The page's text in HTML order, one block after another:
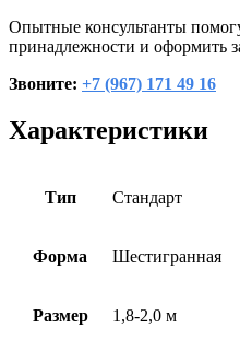
Опытные консультанты
принадлежности и оформить
Звоните: +7 (967) 171 49 16
Характеристики
Тип Cтандарт
Форма Шестигранная
Размер 1,8-2,0 м